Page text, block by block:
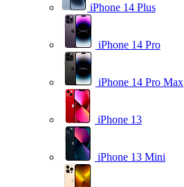
iPhone 14 Plus
iPhone 14 Pro
iPhone 14 Pro Max
iPhone 13
iPhone 13 Mini